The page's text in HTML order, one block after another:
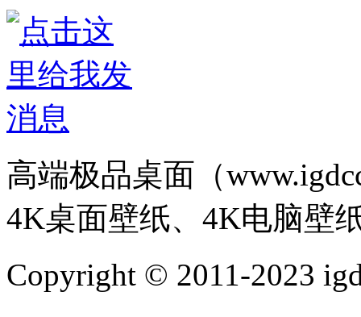
高端极品桌面（
4K桌面壁纸、4K电脑壁
Copyright © 2011-2023